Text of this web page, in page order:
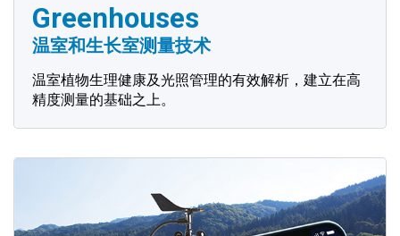
Greenhouses
温室和生长室测量技术
温室植物生理健康及光照管理的有效解析，建立在高
精度测量的基础之上。